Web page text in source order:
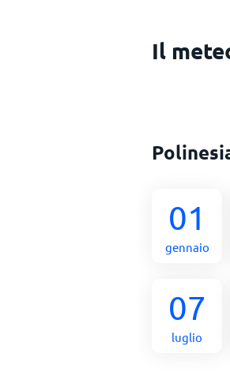
Il
01
gennaio
07
luglio